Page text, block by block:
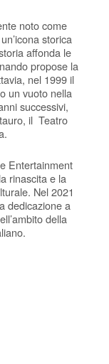
noto come
storica
affonda le
propose la
nel 1999 il
un vuoto nella
successivi,
il Teatro
Entertainment
rinascita e la
Nel 2021
dedicazione a
della